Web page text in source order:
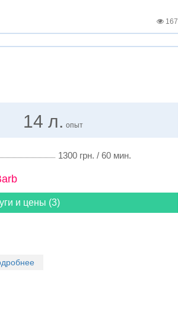
167
14 л. опыт
1300 грн. / 60 мин.
и цены (3)